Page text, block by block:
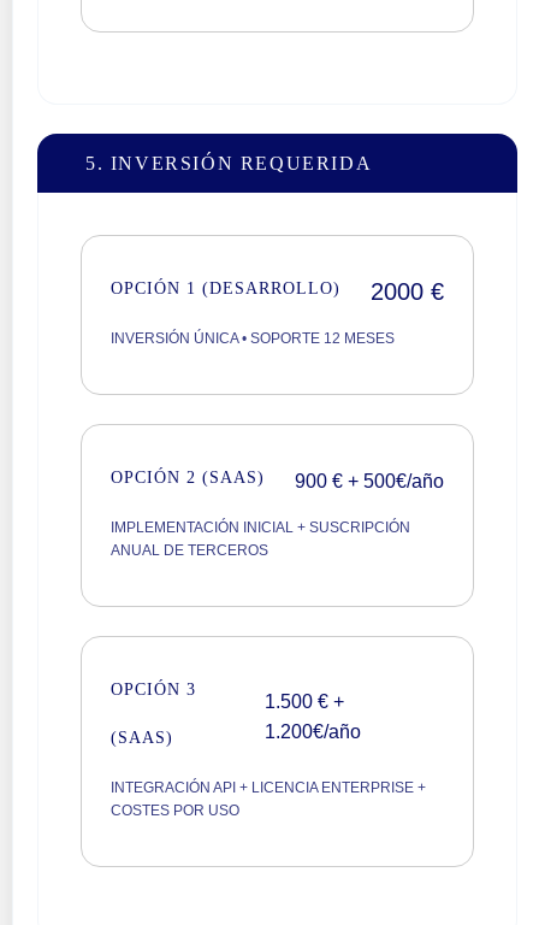
5. INVERSIÓN REQUERIDA
OPCIÓN 1 (DESARROLLO) 2000 €
INVERSIÓN ÚNICA • SOPORTE 12 MESES
OPCIÓN 2 (SAAS) 900 € + 500€/año
IMPLEMENTACIÓN INICIAL + SUSCRIPCIÓN
ANUAL DE TERCEROS
OPCIÓN 3
(SAAS)
1.500 € +
1.200€/año
INTEGRACIÓN API + LICENCIA ENTERPRISE +
COSTES POR USO